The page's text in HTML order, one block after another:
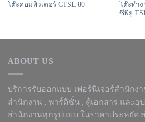
โต๊ะคอมพิวเตอร์ CTSL 80
โต๊ะทำ
ซีพียู
ABOUT US
บริการรับออกแบบ เฟอร์นิเจอร์สำนักงา
สำนักงาน , พาร์ติชั่น , ตู้เอกสาร และอุ
สำนักงานทุกรูปแบบ ในราคาประหยัด